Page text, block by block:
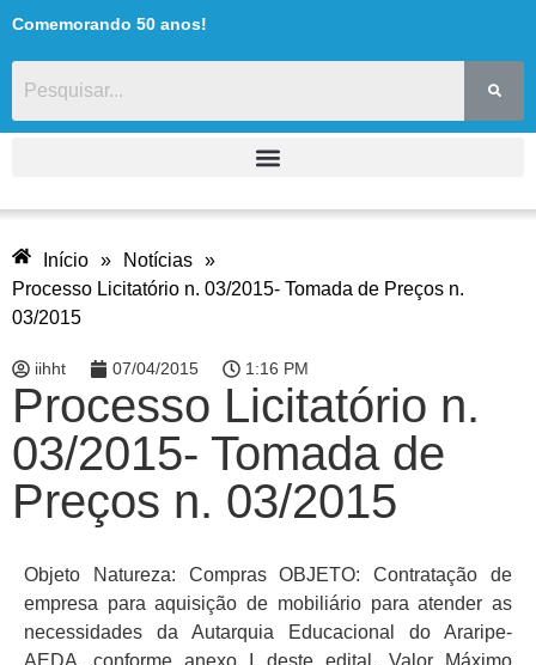
Comemorando 50 anos!
Início » Notícias »
Processo Licitatório n. 03/2015- Tomada de Preços n.
03/2015
iihht 07/04/2015 1:16 PM
Processo Licitatório n.
03/2015- Tomada de
Preços n. 03/2015
Objeto Natureza: Compras OBJETO: Contratação de
empresa para aquisição de mobiliário para atender as
necessidades da Autarquia Educacional do Araripe-
AEDA ,conforme anexo I deste edital. Valor Máximo